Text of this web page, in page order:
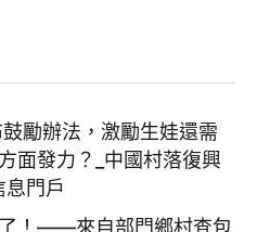
勵辦法，激勵生娃還需
面發力？_中國村落復興
門戶